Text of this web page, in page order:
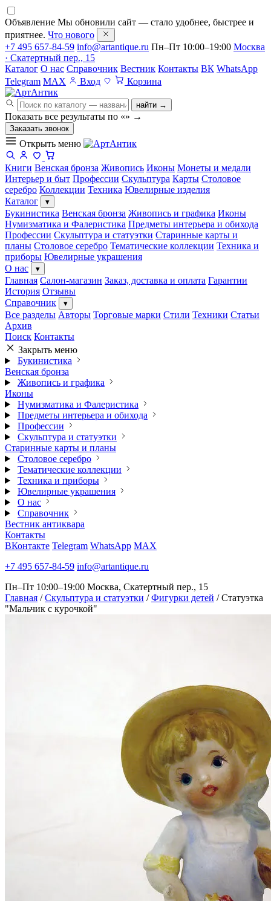
Объявление Мы обновили сайт — стало удобнее, быстрее и
приятнее. Что нового
+7 495 657-84-59 info@artantique.ru Пн–Пт 10:00–19:00 Москва
· Скатертный пер., 15
Каталог О нас Справочник Вестник Контакты ВК WhatsApp
Telegram MAX Вход Корзина
найти →
Показать все результаты по «» →
Заказать звонок
Открыть меню
Книги Венская бронза Живопись Иконы Монеты и медали
Интерьер и быт Профессии Скульптура Карты Столовое
серебро Коллекции Техника Ювелирные изделия
Каталог
▾
Букинистика Венская бронза Живопись и графика Иконы
Нумизматика и Фалеристика Предметы интерьера и обихода
Профессии Скульптура и статуэтки Старинные карты и
планы Столовое серебро Тематические коллекции Техника и
приборы Ювелирные украшения
О нас
▾
Главная Салон-магазин Заказ, доставка и оплата Гарантии
История Отзывы
Справочник
▾
Все разделы Авторы Торговые марки Стили Техники Статьи
Архив
Поиск Контакты
Закрыть меню
Букинистика
Венская бронза
Живопись и графика
Иконы
Нумизматика и Фалеристика
Предметы интерьера и обихода
Профессии
Скульптура и статуэтки
Старинные карты и планы
Столовое серебро
Тематические коллекции
Техника и приборы
Ювелирные украшения
О нас
Справочник
Вестник антиквара
Контакты
ВКонтакте Telegram WhatsApp MAX
+7 495 657-84-59 info@artantique.ru
Пн–Пт 10:00–19:00 Москва, Скатертный пер., 15
Главная / Скульптура и статуэтки / Фигурки детей / Статуэтка
"Мальчик с курочкой"